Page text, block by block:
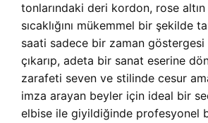
tonlarındaki deri kordon, rose altın
sıcaklığını mükemmel bir şekilde
saati sadece bir zaman
çıkarıp, adeta bir sanat eserine
zarafeti seven ve stilinde cesur
imza arayan beyler için ideal bir
elbise ile giyildiğinde profesyonel